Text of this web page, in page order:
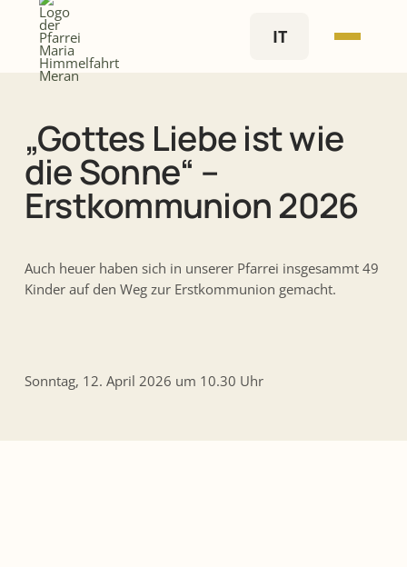
IT
„Gottes Liebe ist wie
die Sonne“ –
Erstkommunion 2026
Auch heuer haben sich in unserer Pfarrei insgesammt 49
Kinder auf den Weg zur Erstkommunion gemacht.
Sonntag, 12. April 2026 um 10.30 Uhr